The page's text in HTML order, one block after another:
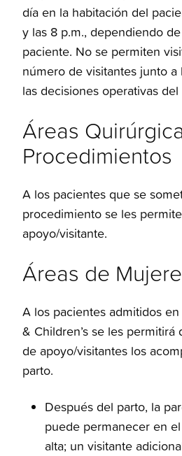
día en la habitación del
y las 8 p.m., dependiendo
paciente. No se permiten
número de visitantes junto a
las decisiones operativas del
Áreas
Procedimientos
A los pacientes que se
procedimiento se les
apoyo/visitante.
Áreas de
A los pacientes admitidos en
& Children’s se les permitirá
de apoyo/visitantes los
parto.
Después del parto, la
puede permanecer en
alta; un visitante